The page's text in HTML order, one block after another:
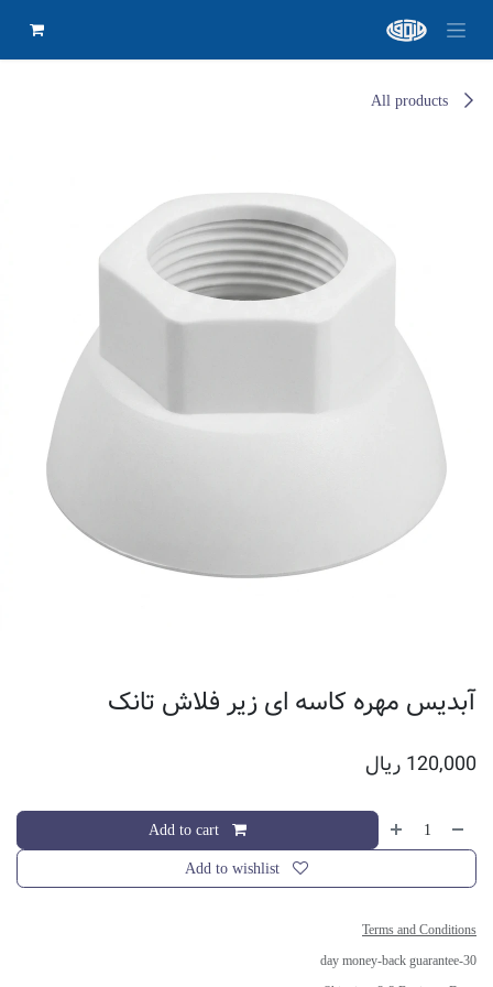
All products
آبدیس مهره کاسه ای زیر فلاش تانک
120,000 ریال
Add to cart
Add to wishlist
Terms and Conditions
30-day money-back guarantee